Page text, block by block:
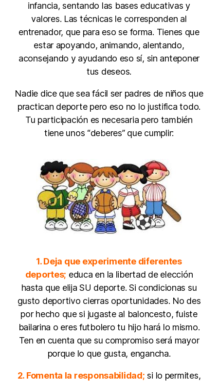
infancia, sentando las bases educativas y
valores. Las técnicas le corresponden al
entrenador, que para eso se forma. Tienes que
estar apoyando, animando, alentando,
aconsejando y ayudando eso sí, sin anteponer
tus deseos.
Nadie dice que sea fácil ser padres de niños que
practican deporte pero eso no lo justifica todo.
Tu participación es necesaria pero también
tiene unos “deberes” que cumplir:
1. Deja que experimente diferentes
deportes; educa en la libertad de elección
hasta que elija SU deporte. Si condicionas su
gusto deportivo cierras oportunidades. No des
por hecho que si jugaste al baloncesto, fuiste
bailarina o eres futbolero tu hijo hará lo mismo.
Ten en cuenta que su compromiso será mayor
porque lo que gusta, engancha.
2. Fomenta la responsabilidad; si lo permites,